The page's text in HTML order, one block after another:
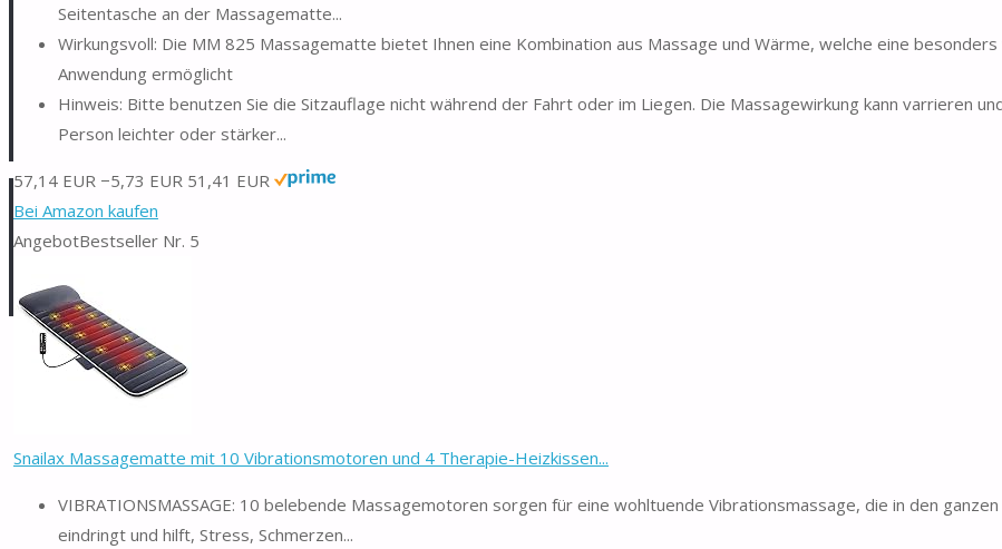
Seitentasche an der Massagematte...
Wirkungsvoll: Die MM 825 Massagematte bietet Ihnen eine Kombination aus Massage und Wärme, welche eine
Anwendung ermöglicht
Hinweis: Bitte benutzen Sie die Sitzauflage nicht während der Fahrt oder im Liegen. Die Massagewirkung kann varrieren
Person leichter oder stärker...
57,14 EUR −5,73 EUR 51,41 EUR
Bei Amazon kaufen
AngebotBestseller Nr. 5
Snailax Massagematte mit 10 Vibrationsmotoren und 4 Therapie-Heizkissen...
VIBRATIONSMASSAGE: 10 belebende Massagemotoren sorgen für eine wohltuende Vibrationsmassage, die in den
eindringt und hilft, Stress, Schmerzen...